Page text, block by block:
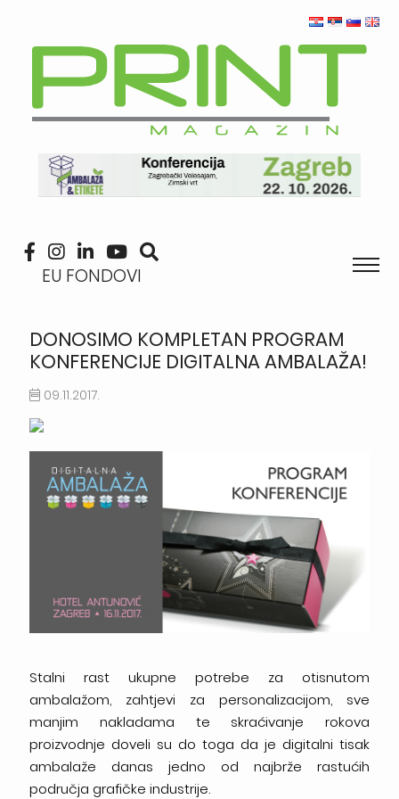
EU FONDOVI
DONOSIMO KOMPLETAN PROGRAM
KONFERENCIJE DIGITALNA AMBALAŽA!
09.11.2017.
Stalni rast ukupne potrebe za otisnutom
ambalažom, zahtjevi za personalizacijom, sve
manjim nakladama te skraćivanje rokova
proizvodnje doveli su do toga da je digitalni tisak
ambalaže danas jedno od najbrže rastućih
područja grafičke industrije.